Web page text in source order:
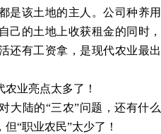
该土地的主人。公司种养用
己的土地上收获租金的同时，
还有工资拿，是现代农业最出
业亮点太多了！
大陆的“三农”问题，还有什么
“职业农民”太少了！